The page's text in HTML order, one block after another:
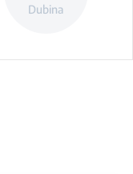
Dubina